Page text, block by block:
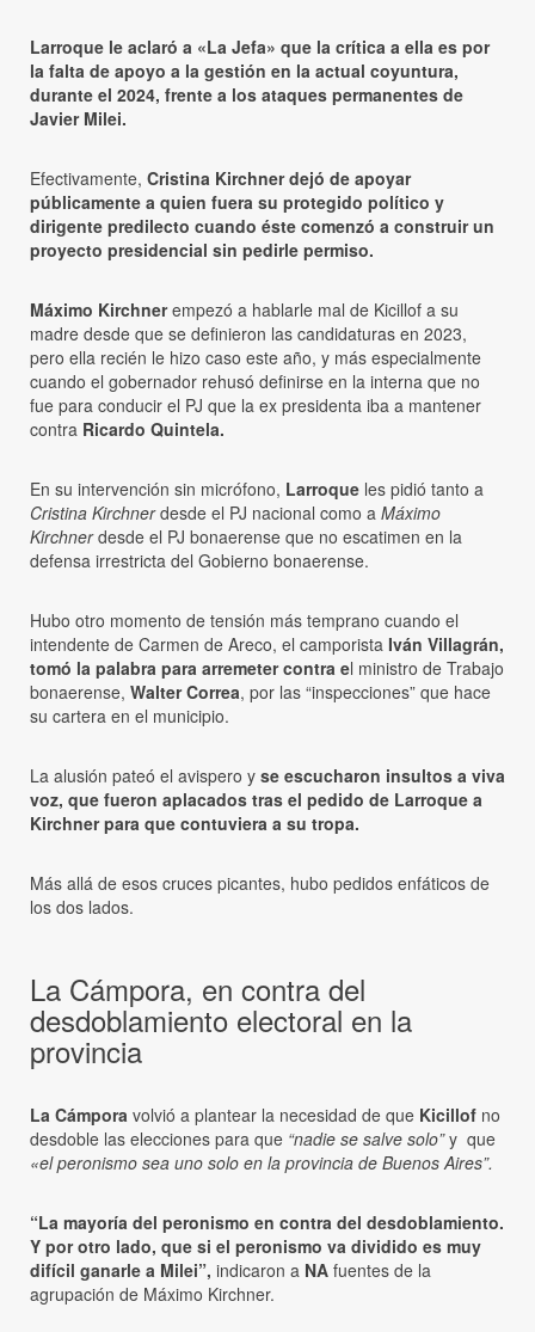
Larroque le aclaró a «La Jefa» que la crítica a ella es por
la falta de apoyo a la gestión en la actual coyuntura,
durante el 2024, frente a los ataques permanentes de
Javier Milei.
Efectivamente, Cristina Kirchner dejó de apoyar
públicamente a quien fuera su protegido político y
dirigente predilecto cuando éste comenzó a construir un
proyecto presidencial sin pedirle permiso.
Máximo Kirchnerempezó a hablarle mal de Kicillof a su
madre desde que se definieron las candidaturas en 2023,
pero ella recién le hizo caso este año, y más especialmente
cuando el gobernador rehusó definirse en la interna que no
fue para conducir el PJ que la ex presidenta iba a mantener
contra Ricardo Quintela.
En su intervención sin micrófono, Larroque les pidió tanto a
Cristina Kirchnerdesde el PJ nacional como a Máximo
Kirchnerdesde el PJ bonaerense que no escatimen en la
defensa irrestricta del Gobierno bonaerense.
Hubo otro momento de tensión más temprano cuando el
intendente de Carmen de Areco, el camporista Iván Villagrán,
tomó la palabra para arremeter contra el ministro de Trabajo
bonaerense, Walter Correa, por las “inspecciones” que hace
su cartera en el municipio.
La alusión pateó el avispero y se escucharon insultos a viva
voz, que fueron aplacados tras el pedido de Larroque a
Kirchner para que contuviera a su tropa.
Más allá de esos cruces picantes, hubo pedidos enfáticos de
los dos lados.
La Cámpora, en contra del
desdoblamiento electoral en la
provincia
La Cámpora volvió a plantear la necesidad de que Kicillof no
desdoble las elecciones para que “nadie se salve solo”y que
«el peronismo sea uno solo en la provincia de Buenos Aires”.
“La mayoría del peronismo en contra del desdoblamiento.
Y por otro lado, que si el peronismo va dividido es muy
difícil ganarle a Milei”, indicaron a NA fuentes de la
agrupación de Máximo Kirchner.